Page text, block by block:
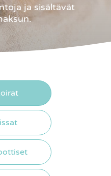
ja sisältävät